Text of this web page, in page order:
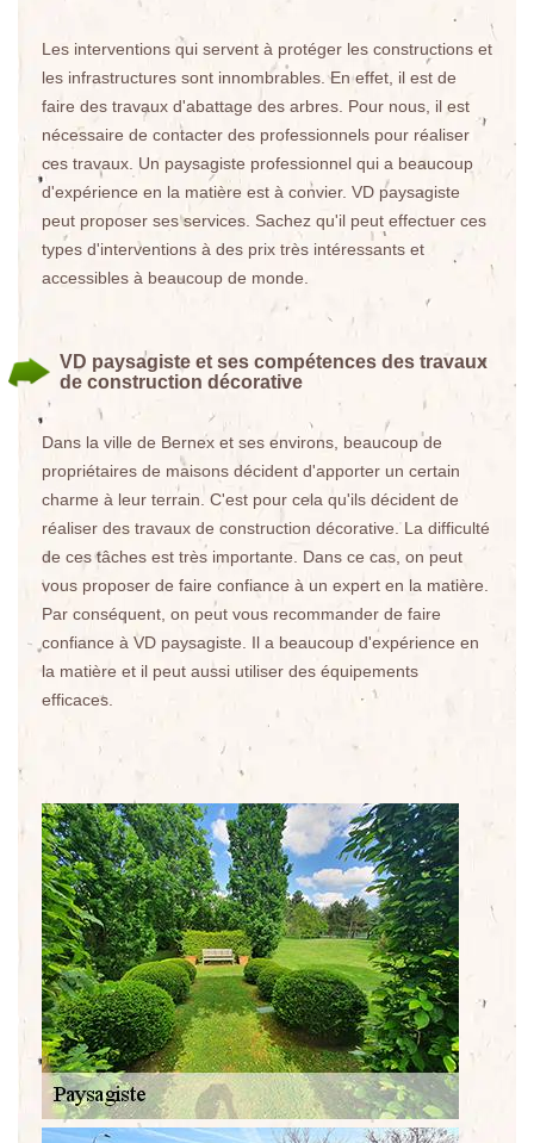
Les interventions qui servent à protéger les constructions et
les infrastructures sont innombrables. En effet, il est de
faire des travaux d'abattage des arbres. Pour nous, il est
nécessaire de contacter des professionnels pour réaliser
ces travaux. Un paysagiste professionnel qui a beaucoup
d'expérience en la matière est à convier. VD paysagiste
peut proposer ses services. Sachez qu'il peut effectuer ces
types d'interventions à des prix très intéressants et
accessibles à beaucoup de monde.
VD paysagiste et ses compétences des travaux
de construction décorative
Dans la ville de Bernex et ses environs, beaucoup de
propriétaires de maisons décident d'apporter un certain
charme à leur terrain. C'est pour cela qu'ils décident de
réaliser des travaux de construction décorative. La difficulté
de ces tâches est très importante. Dans ce cas, on peut
vous proposer de faire confiance à un expert en la matière.
Par conséquent, on peut vous recommander de faire
confiance à VD paysagiste. Il a beaucoup d'expérience en
la matière et il peut aussi utiliser des équipements
efficaces.